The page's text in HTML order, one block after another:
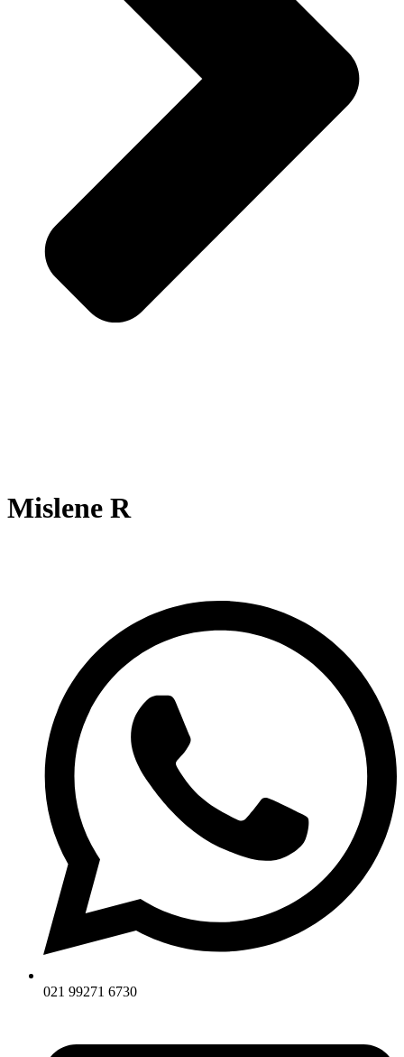
Mislene R
021 99271 6730